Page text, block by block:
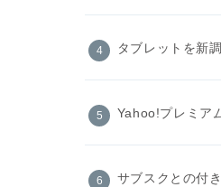
タブレットを新
Yahoo!プレミア
サブスクとの付